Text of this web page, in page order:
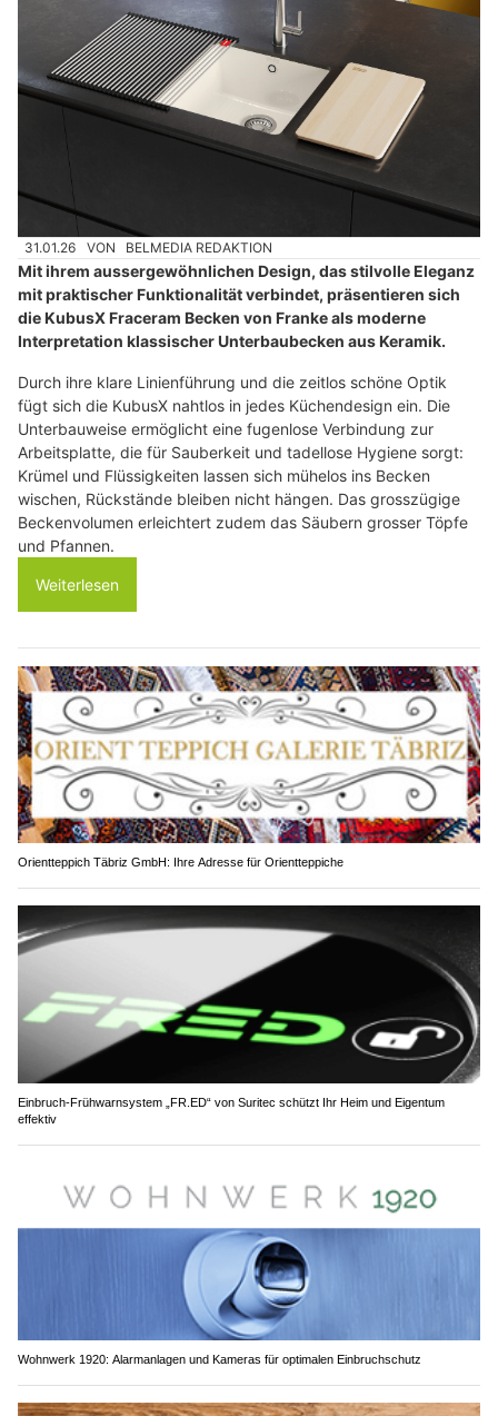
31.01.26 VON BELMEDIA REDAKTION
Mit ihrem aussergewöhnlichen Design, das stilvolle Eleganz
mit praktischer Funktionalität verbindet, präsentieren sich
die KubusX Fraceram Becken von Franke als moderne
Interpretation klassischer Unterbaubecken aus Keramik.
Durch ihre klare Linienführung und die zeitlos schöne Optik
fügt sich die KubusX nahtlos in jedes Küchendesign ein. Die
Unterbauweise ermöglicht eine fugenlose Verbindung zur
Arbeitsplatte, die für Sauberkeit und tadellose Hygiene sorgt:
Krümel und Flüssigkeiten lassen sich mühelos ins Becken
wischen, Rückstände bleiben nicht hängen. Das grosszügige
Beckenvolumen erleichtert zudem das Säubern grosser Töpfe
und Pfannen.
Weiterlesen
Orientteppich Täbriz GmbH: Ihre Adresse für Orientteppiche
Einbruch-Frühwarnsystem „FR.ED“ von Suritec schützt Ihr Heim und Eigentum
effektiv
Wohnwerk 1920: Alarmanlagen und Kameras für optimalen Einbruchschutz